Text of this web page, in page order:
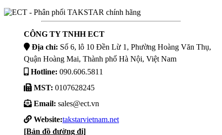
CÔNG TY TNHH ECT
Địa chỉ: Số 6, lô 10 Đền Lừ 1, Phường Hoàng Văn Thụ,
Quận Hoàng Mai, Thành phố Hà Nội, Việt Nam
Hotline: 090.606.5811
MST: 0107628245
Email: sales@ect.vn
Website:takstarvietnam.net
[Bản đồ đường đi]